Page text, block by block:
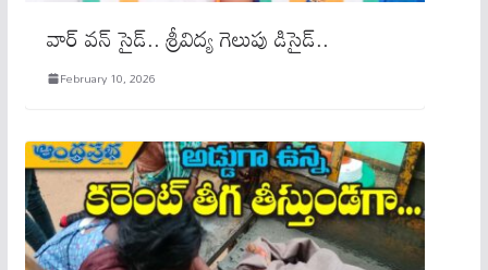
వార్ వన్ సైడ్.. శ్రీవిద్య గెలుపు డిసైడ్..
February 10, 2026